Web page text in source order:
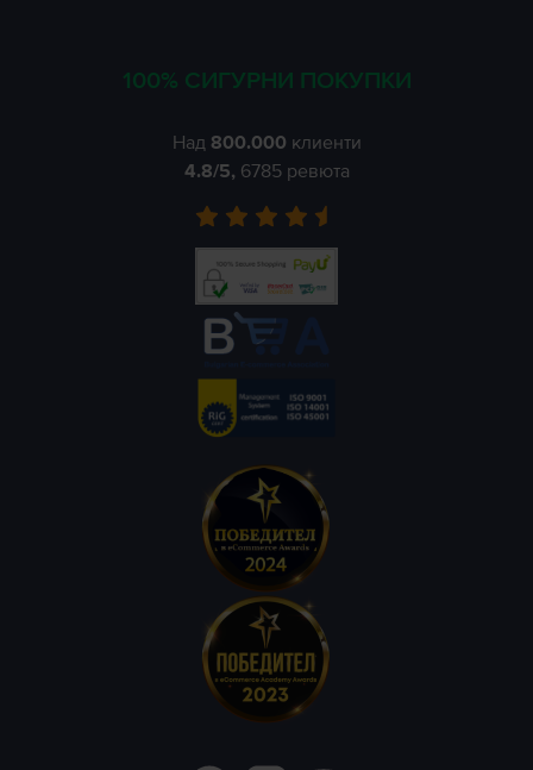
100% СИГУРНИ ПОКУПКИ
Над 800.000 клиенти
4.8/5, 6785 ревюта